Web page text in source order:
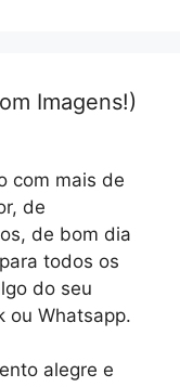
Imagens!)
com mais de
de
de bom dia
todos os
do seu
ou Whatsapp.
alegre e